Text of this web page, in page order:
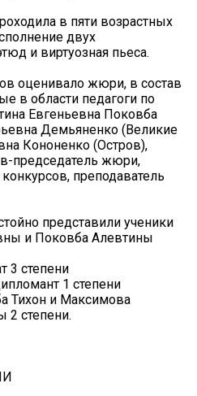
в пяти возрастных
двух
и виртуозная пьеса.
оценивало жюри, в состав
в области педагоги по
Евгеньевна Поковба
Демьяненко (Великие
Кононенко (Остров),
председатель жюри,
преподаватель
представили ученики
и Поковба Алевтины
3 степени
1 степени
Тихон и Максимова
2 степени.